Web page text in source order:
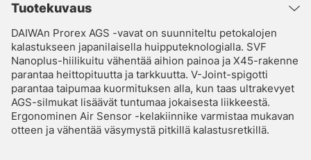
Tuotekuvaus
DAIWAn Prorex AGS -vavat on suunniteltu petokalojen
kalastukseen japanilaisella huipputeknologialla. SVF
Nanoplus-hiilikuitu vähentää aihion painoa ja X45-rakenne
parantaa heittopituutta ja tarkkuutta. V-Joint-spigotti
parantaa taipumaa kuormituksen alla, kun taas ultrakevyet
AGS-silmukat lisäävät tuntumaa jokaisesta liikkeestä.
Ergonominen Air Sensor -kelakiinnike varmistaa mukavan
otteen ja vähentää väsymystä pitkillä kalastusretkillä.